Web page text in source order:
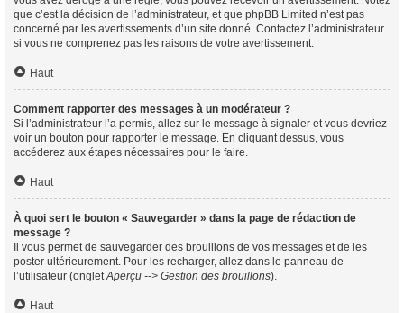
que c’est la décision de l’administrateur, et que phpBB Limited n’est pas
concerné par les avertissements d’un site donné. Contactez l’administrateur
si vous ne comprenez pas les raisons de votre avertissement.
Haut
Comment rapporter des messages à un modérateur ?
Si l’administrateur l’a permis, allez sur le message à signaler et vous devriez
voir un bouton pour rapporter le message. En cliquant dessus, vous
accéderez aux étapes nécessaires pour le faire.
Haut
À quoi sert le bouton « Sauvegarder » dans la page de rédaction de
message ?
Il vous permet de sauvegarder des brouillons de vos messages et de les
poster ultérieurement. Pour les recharger, allez dans le panneau de
l’utilisateur (ongletAperçu --> Gestion des brouillons).
Haut